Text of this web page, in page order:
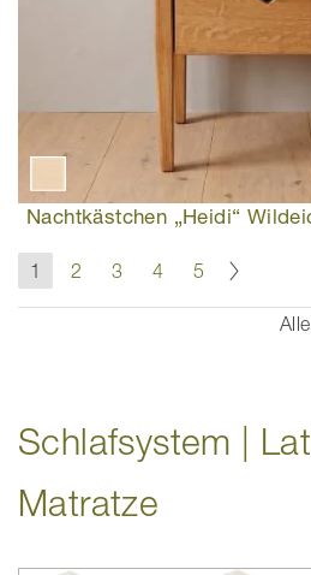
Nachtkästchen „Heidi“
Seite
Sie
lesen
gerade
1 Seite
2 Seite
3 Seite
4 Seite
5
Schlafsystem |
Matratze